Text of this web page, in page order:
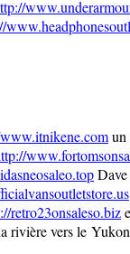
un
retro23onsaleso.biz
rivière vers le